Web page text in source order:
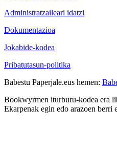
Administratzaileari idatzi
Dokumentazioa
Jokabide-kodea
Pribatutasun-politika
Babestu Paperjale.eus hemen:
Bookwyrmen iturburu-kodea era
Ekarpenak egin edo arazoen berri